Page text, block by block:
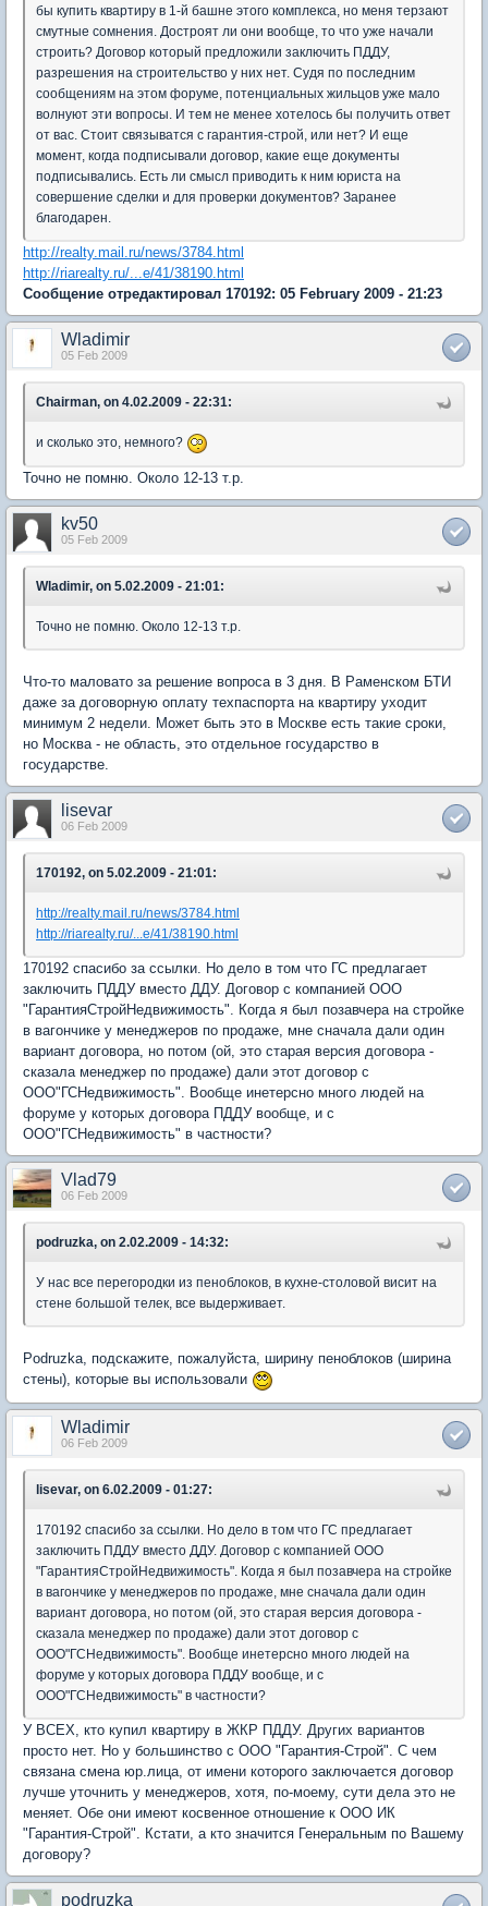
бы купить квартиру в 1-й башне этого комплекса, но меня терзают
смутные сомнения. Достроят ли они вообще, то что уже начали
строить? Договор который предложили заключить ПДДУ,
разрешения на строительство у них нет. Судя по последним
сообщениям на этом форуме, потенциальных жильцов уже мало
волнуют эти вопросы. И тем не менее хотелось бы получить ответ
от вас. Стоит связыватся с гарантия-строй, или нет? И еще
момент, когда подписывали договор, какие еще документы
подписывались. Есть ли смысл приводить к ним юриста на
совершение сделки и для проверки документов? Заранее
благодарен.
http://realty.mail.ru/news/3784.html
http://riarealty.ru/...e/41/38190.html
Сообщение отредактировал 170192: 05 February 2009 - 21:23
Wladimir
05 Feb 2009
Chairman, on 4.02.2009 - 22:31:
и сколько это, немного?
Точно не помню. Около 12-13 т.р.
kv50
05 Feb 2009
Wladimir, on 5.02.2009 - 21:01:
Точно не помню. Около 12-13 т.р.
Что-то маловато за решение вопроса в 3 дня. В Раменском БТИ
даже за договорную оплату техпаспорта на квартиру уходит
минимум 2 недели. Может быть это в Москве есть такие сроки,
но Москва - не область, это отдельное государство в
государстве.
lisevar
06 Feb 2009
170192, on 5.02.2009 - 21:01:
http://realty.mail.ru/news/3784.html
http://riarealty.ru/...e/41/38190.html
170192 спасибо за ссылки. Но дело в том что ГС предлагает
заключить ПДДУ вместо ДДУ. Договор с компанией ООО
"ГарантияСтройНедвижимость". Когда я был позавчера на стройке
в вагончике у менеджеров по продаже, мне сначала дали один
вариант договора, но потом (ой, это старая версия договора -
сказала менеджер по продаже) дали этот договор с
ООО"ГСНедвижимость". Вообще инетерсно много людей на
форуме у которых договора ПДДУ вообще, и с
ООО"ГСНедвижимость" в частности?
Vlad79
06 Feb 2009
podruzka, on 2.02.2009 - 14:32:
У нас все перегородки из пеноблоков, в кухне-столовой висит на
стене большой телек, все выдерживает.
Podruzka, подскажите, пожалуйста, ширину пеноблоков (ширина
стены), которые вы использовали
Wladimir
06 Feb 2009
lisevar, on 6.02.2009 - 01:27:
170192 спасибо за ссылки. Но дело в том что ГС предлагает
заключить ПДДУ вместо ДДУ. Договор с компанией ООО
"ГарантияСтройНедвижимость". Когда я был позавчера на стройке
в вагончике у менеджеров по продаже, мне сначала дали один
вариант договора, но потом (ой, это старая версия договора -
сказала менеджер по продаже) дали этот договор с
ООО"ГСНедвижимость". Вообще инетерсно много людей на
форуме у которых договора ПДДУ вообще, и с
ООО"ГСНедвижимость" в частности?
У ВСЕХ, кто купил квартиру в ЖКР ПДДУ. Других вариантов
просто нет. Но у большинство с ООО "Гарантия-Строй". С чем
связана смена юр.лица, от имени которого заключается договор
лучше уточнить у менеджеров, хотя, по-моему, сути дела это не
меняет. Обе они имеют косвенное отношение к ООО ИК
"Гарантия-Строй". Кстати, а кто значится Генеральным по Вашему
договору?
podruzka